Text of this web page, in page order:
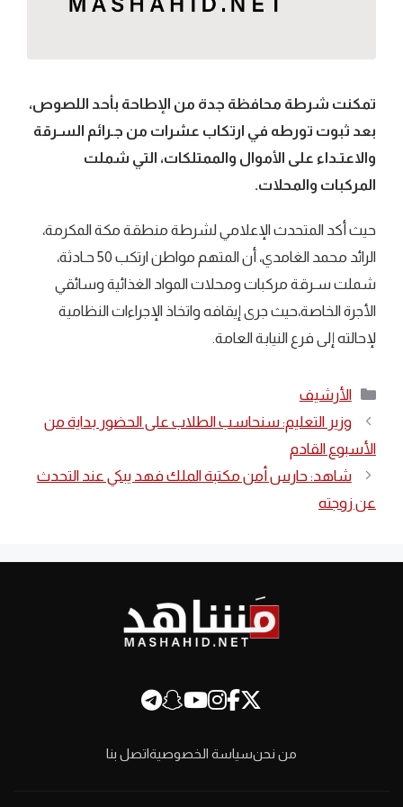
تمكنت شرطة محافظة جدة من الإطاحة بأحد اللصوص،
بعد ثبوت تورطه في ارتكاب عشرات من جـرائم السـرقة
والاعتـداء على الأموال والممتلكات، التي شملت
المركبات والمحلات.
حيث أكد المتحدث الإعلامي لشرطة منطقة مكة المكرمة،
الرائد محمد الغامدي، أن المتهم مواطن ارتكب 50 حـادثة،
شملت سـرقة مركبات ومحلات المواد الغذائية وسائقي
الأجرة الخاصة،حيث جرى إيقافه واتخاذ الإجراءات النظامية
لإحالته إلى فرع النيابة العامة.
التصنيفات
الأرشيف
وزير التعليم: سنحاسب الطلاب على الحضور بداية من
الأسبوع القادم
شاهد: حارس أمن مكتبة الملك فهد يبكي عند التحدث
عن زوجته
من نحنسياسة الخصوصيةاتصل بنا